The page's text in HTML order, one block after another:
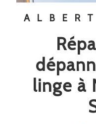
réparation et
linge à